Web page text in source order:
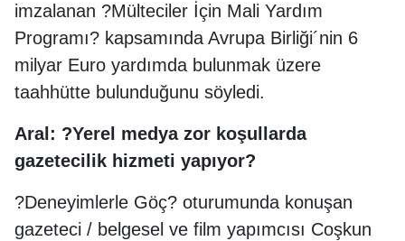
imzalanan ?Mülteciler İçin Mali Yardım
Programı? kapsamında Avrupa Birliği´nin 6
milyar Euro yardımda bulunmak üzere
taahhütte bulunduğunu söyledi.
Aral: ?Yerel medya zor koşullarda
gazetecilik hizmeti yapıyor?
?Deneyimlerle Göç? oturumunda konuşan
gazeteci / belgesel ve film yapımcısı Coşkun